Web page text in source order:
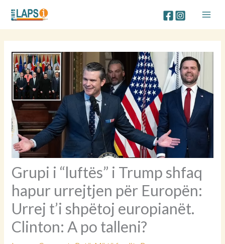
content
Grupi i “luftës” i Trump shfaq
hapur urrejtjen për Europën:
Urrej t’i shpëtoj europianët.
Clinton: A po talleni?